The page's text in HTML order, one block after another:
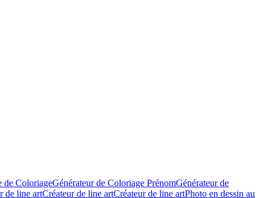
de ColoriageGénérateur de Coloriage PrénomGénérateur de
de line artCréateur de line artCréateur de line artPhoto en dessin au